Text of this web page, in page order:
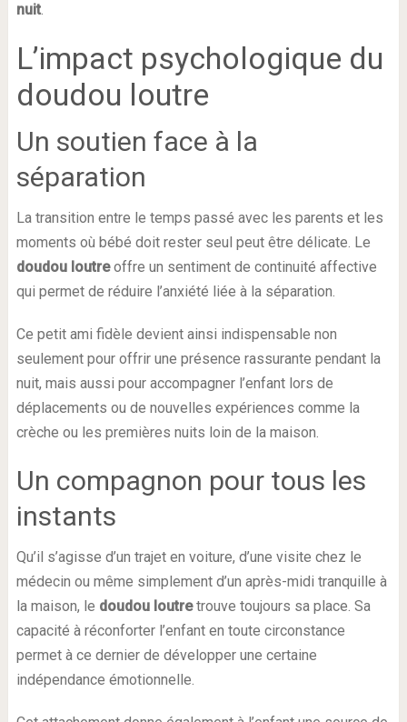
nuit.
L’impact psychologique du
doudou loutre
Un soutien face à la
séparation
La transition entre le temps passé avec les parents et les
moments où bébé doit rester seul peut être délicate. Le
doudou loutreoffre un sentiment de continuité affective
qui permet de réduire l’anxiété liée à la séparation.
Ce petit ami fidèle devient ainsi indispensable non
seulement pour offrir une présence rassurante pendant la
nuit, mais aussi pour accompagner l’enfant lors de
déplacements ou de nouvelles expériences comme la
crèche ou les premières nuits loin de la maison.
Un compagnon pour tous les
instants
Qu’il s’agisse d’un trajet en voiture, d’une visite chez le
médecin ou même simplement d’un après-midi tranquille à
la maison, le doudou loutretrouve toujours sa place. Sa
capacité à réconforter l’enfant en toute circonstance
permet à ce dernier de développer une certaine
indépendance émotionnelle.